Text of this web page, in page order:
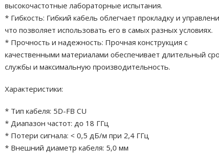
высокочастотные лабораторные испытания.
* Гибкость: Гибкий кабель облегчает прокладку и
что позволяет использовать его в самых разных условиях.
* Прочность и надежность: Прочная конструкция с
качественными материалами обеспечивает длительный
службы и максимальную производительность.
Характеристики:
* Тип кабеля: 5D-FB CU
* Диапазон частот: до 18 ГГц
* Потери сигнала: < 0,5 дБ/м при 2,4 ГГц
* Внешний диаметр кабеля: 5,0 мм